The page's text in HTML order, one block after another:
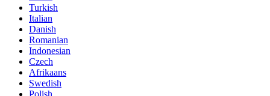
Turkish
Italian
Danish
Romanian
Indonesian
Czech
Afrikaans
Swedish
Polish